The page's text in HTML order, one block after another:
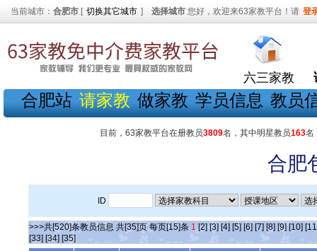
当前城市： 合肥市 [ 切换其它城市 ] 选择城市 您好，欢迎来63家教平台！请 登
六三家教
合肥站 请家教 做家教 学员信息 教员
目前，63家教平台在册教员3809名，其中明星教员163名
合肥
ID
>>>共[520]条教员信息 共[35]页 每页[15]条 1 [2] [3] [4] [5] [6] [7] [8] [9] [10]
[33] [34] [35]